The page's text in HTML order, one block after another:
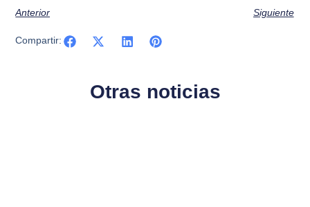
Anterior Siguiente
Compartir:
Otras noticias